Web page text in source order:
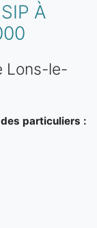
À
Lons-le-
particuliers :